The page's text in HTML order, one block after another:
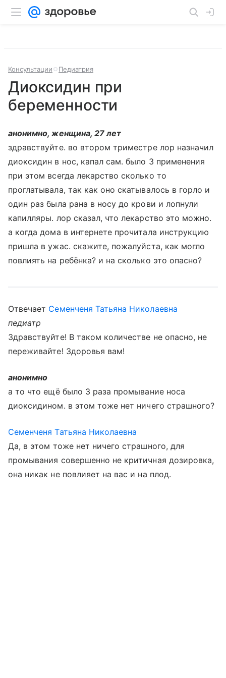
Консультации Педиатрия
Диоксидин при
беременности
анонимно, женщина, 27 лет
здравствуйте. во втором триместре лор назначил
диоксидин в нос, капал сам. было 3 применения
при этом всегда лекарство сколько то
проглатывала, так как оно скатывалось в горло и
один раз была рана в носу до крови и лопнули
капилляры. лор сказал, что лекарство это можно.
а когда дома в интернете прочитала инструкцию
пришла в ужас. скажите, пожалуйста, как могло
повлиять на ребёнка? и на сколько это опасно?
Отвечает Семенченя Татьяна Николаевна
педиатр
Здравствуйте! В таком количестве не опасно, не
переживайте! Здоровья вам!
анонимно
а то что ещё было 3 раза промывание носа
диоксидином. в этом тоже нет ничего страшного?
Семенченя Татьяна Николаевна
Да, в этом тоже нет ничего страшного, для
промывания совершенно не критичная дозировка,
она никак не повлияет на вас и на плод.